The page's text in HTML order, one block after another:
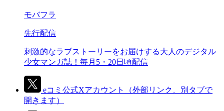
モバフラ
先行配信
刺激的なラブストーリーをお届けする大人のデジタル
少女マンガ誌！毎月5・20日頃配信
eコミ公式Xアカウント
（外部リンク、別タブで
開きます）